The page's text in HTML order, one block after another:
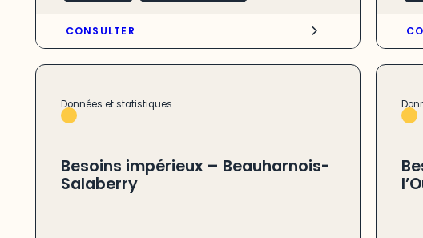
CONSULTER
Données et statistiques
Besoins impérieux – Beauharnois-
Salaberry